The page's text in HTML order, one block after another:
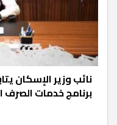
نائب وزير الإسكان
برنامج خدمات